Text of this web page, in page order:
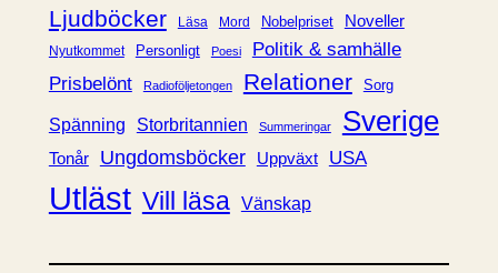
Ljudböcker
Läsa Mord Nobelpriset Noveller
Nyutkommet Personligt Poesi
Politik & samhälle
Prisbelönt
Radioföljetongen Relationer Sorg
Spänning Storbritannien Summeringar Sverige
Tonår Ungdomsböcker Uppväxt USA
Utläst Vill läsa Vänskap